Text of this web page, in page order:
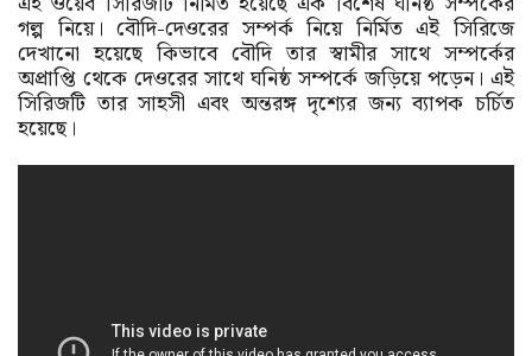
গল্প নিয়ে। বৌদি-দেওরের সম্পর্ক নিয়ে নির্মিত এই সিরিজে
দেখানো হয়েছে কিভাবে বৌদি তার স্বামীর সাথে সম্পর্কের
অপ্রাপ্তি থেকে দেওরের সাথে ঘনিষ্ঠ সম্পর্কে জড়িয়ে পড়েন। এই
সিরিজটি তার সাহসী এবং অন্তরঙ্গ দৃশ্যের জন্য ব্যাপক চর্চিত
হয়েছে।